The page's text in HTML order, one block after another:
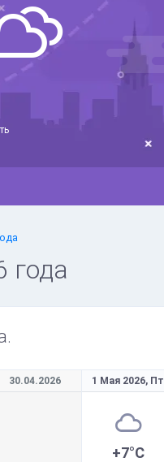
года
30.04.2026 1 Мая 2026, Пт
+7°C